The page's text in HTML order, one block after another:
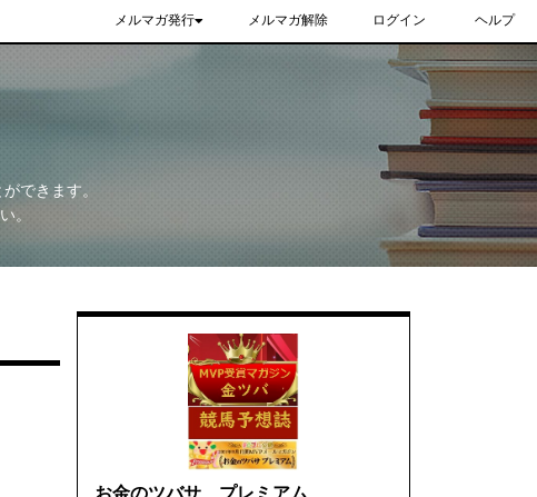
メルマガ発行 メルマガ解除 ログイン ヘルプ
できます。
。